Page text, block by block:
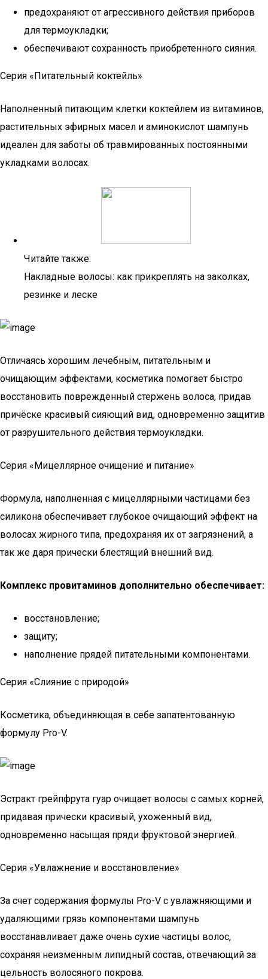
предохраняют от агрессивного действия приборов
для термоукладки;
обеспечивают сохранность приобретенного сияния.
Серия «Питательный коктейль»
Наполненный питающим клетки коктейлем из витаминов,
растительных эфирных масел и аминокислот шампунь
идеален для заботы об травмированных постоянными
укладками волосах.
Читайте также:
Накладные волосы: как прикреплять на заколках,
резинке и леске
Отличаясь хорошим лечебным, питательным и
очищающим эффектами, косметика помогает быстро
восстановить поврежденный стержень волоса, придав
причёске красивый сияющий вид, одновременно защитив
от разрушительного действия термоукладки.
Серия «Мицеллярное очищение и питание»
Формула, наполненная с мицеллярными частицами без
силикона обеспечивает глубокое очищающий эффект на
волосах жирного типа, предохраняя их от загрязнений, а
так же даря прически блестящий внешний вид.
Комплекс провитаминов дополнительно обеспечивает:
восстановление;
защиту;
наполнение прядей питательными компонентами.
Серия «Слияние с природой»
Косметика, объединяющая в себе запатентованную
формулу Pro-V.
Эстракт грейпфрута гуар очищает волосы с самых корней,
придавая прически красивый, ухоженный вид,
одновременно насыщая пряди фруктовой энергией.
Серия «Увлажнение и восстановление»
За счет содержания формулы Pro-V с увлажняющими и
удаляющими грязь компонентами шампунь
восстанавливает даже очень сухие частицы волос,
сохраняя неизменным липидный состав, отвечающий за
цельность волосяного покрова.